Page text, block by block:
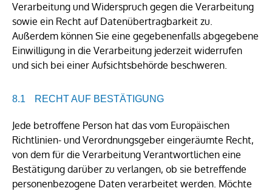
Verarbeitung und Widerspruch gegen die Verarbeitung
sowie ein Recht auf Datenübertragbarkeit zu.
Außerdem können Sie eine gegebenenfalls abgegebene
Einwilligung in die Verarbeitung jederzeit widerrufen
und sich bei einer Aufsichtsbehörde beschweren.
RECHT AUF BESTÄTIGUNG
Jede betroffene Person hat das vom Europäischen
Richtlinien- und Verordnungsgeber eingeräumte Recht,
von dem für die Verarbeitung Verantwortlichen eine
Bestätigung darüber zu verlangen, ob sie betreffende
personenbezogene Daten verarbeitet werden. Möchte